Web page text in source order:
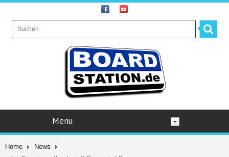
Menu
Home
News